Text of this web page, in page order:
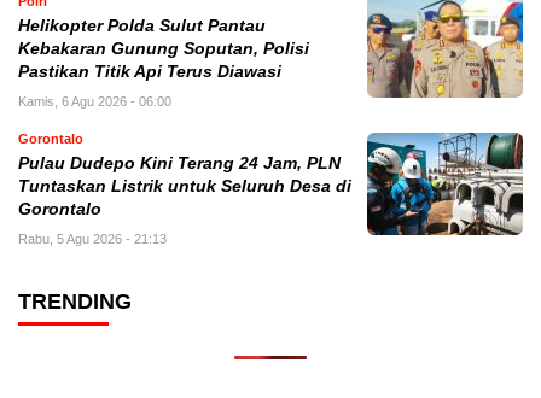
Helikopter Polda Sulut Pantau
Kebakaran Gunung Soputan, Polisi
Pastikan Titik Api Terus Diawasi
Kamis, 6 Agu 2026 - 06:00
Gorontalo
Pulau Dudepo Kini Terang 24 Jam, PLN
Tuntaskan Listrik untuk Seluruh Desa di
Gorontalo
Rabu, 5 Agu 2026 - 21:13
TRENDING